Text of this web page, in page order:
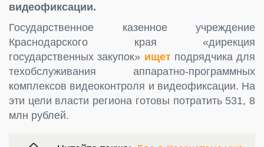
видеофиксации.
Государственное казенное учреждение
Краснодарского края «дирекция
государственных закупок» ищет подрядчика для
техобслуживания аппаратно-программных
комплексов видеоконтроля и видеофиксации. На
эти цели власти региона готовы потратить 531, 8
млн рублей.